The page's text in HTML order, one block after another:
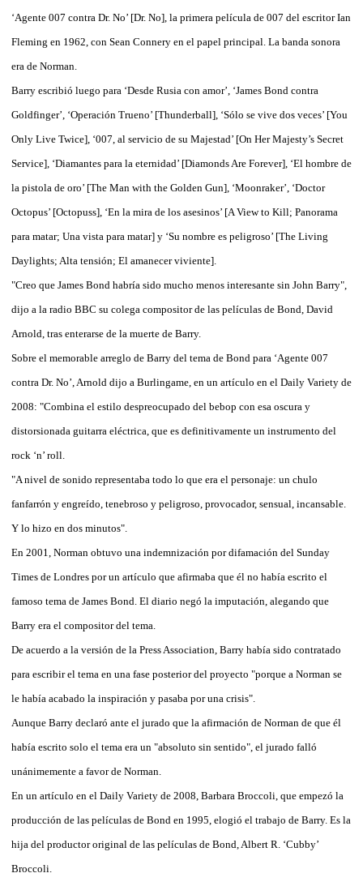
‘Agente 007 contra Dr. No’ [Dr. No], la primera película de 007 del escritor Ian
Fleming en 1962, con Sean Connery en el papel principal. La banda sonora
era de Norman.
Barry escribió luego para ‘Desde Rusia con amor’, ‘James Bond contra
Goldfinger’, ‘Operación Trueno’ [Thunderball], ‘Sólo se vive dos veces’ [You
Only Live Twice], ‘007, al servicio de su Majestad’ [On Her Majesty’s Secret
Service], ‘Diamantes para la eternidad’ [Diamonds Are Forever], ‘El hombre de
la pistola de oro’ [The Man with the Golden Gun], ‘Moonraker’, ‘Doctor
Octopus’ [Octopuss], ‘En la mira de los asesinos’ [A View to Kill; Panorama
para matar; Una vista para matar] y ‘Su nombre es peligroso’ [The Living
Daylights; Alta tensión; El amanecer viviente].
"Creo que James Bond habría sido mucho menos interesante sin John Barry",
dijo a la radio BBC su colega compositor de las películas de Bond, David
Arnold, tras enterarse de la muerte de Barry.
Sobre el memorable arreglo de Barry del tema de Bond para ‘Agente 007
contra Dr. No’, Arnold dijo a Burlingame, en un artículo en el Daily Variety de
2008: "Combina el estilo despreocupado del bebop con esa oscura y
distorsionada guitarra eléctrica, que es definitivamente un instrumento del
rock ‘n’ roll.
"A nivel de sonido representaba todo lo que era el personaje: un chulo
fanfarrón y engreído, tenebroso y peligroso, provocador, sensual, incansable.
Y lo hizo en dos minutos".
En 2001, Norman obtuvo una indemnización por difamación del Sunday
Times de Londres por un artículo que afirmaba que él no había escrito el
famoso tema de James Bond. El diario negó la imputación, alegando que
Barry era el compositor del tema.
De acuerdo a la versión de la Press Association, Barry había sido contratado
para escribir el tema en una fase posterior del proyecto "porque a Norman se
le había acabado la inspiración y pasaba por una crisis".
Aunque Barry declaró ante el jurado que la afirmación de Norman de que él
había escrito solo el tema era un "absoluto sin sentido", el jurado falló
unánimemente a favor de Norman.
En un artículo en el Daily Variety de 2008, Barbara Broccoli, que empezó la
producción de las películas de Bond en 1995, elogió el trabajo de Barry. Es la
hija del productor original de las películas de Bond, Albert R. ‘Cubby’
Broccoli.